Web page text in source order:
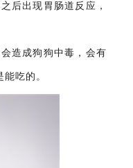
后出现胃肠道反应，
造成狗狗中毒，会有
吃的。